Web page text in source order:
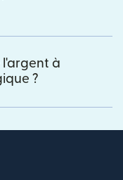
l'argent à
?